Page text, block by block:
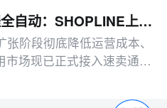
从找货到发货 一套流程全自动：SHOPLINE上新DSers 解锁跨境Dropshipping新玩法
阶段彻底降低运营成本、
市场现已正式接入速卖通